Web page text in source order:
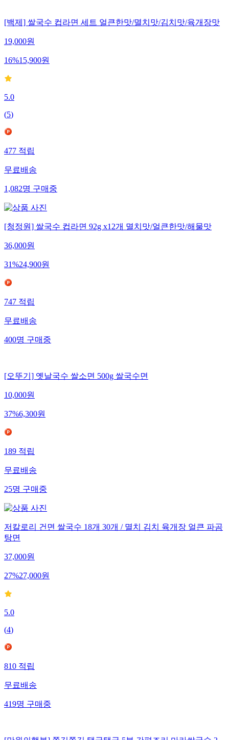
[백제] 쌀국수 컵라면 세트 얼큰한맛/멸치맛/김치맛/육개장맛
19,000원
16%15,900원
5.0
(5)
477적립
무료배송
1,082명구매중
[청정원] 쌀국수 컵라면 92g x12개 멸치맛/얼큰한맛/해물맛
36,000원
31%24,900원
747적립
무료배송
400명구매중
[오뚜기] 옛날국수 쌀소면 500g 쌀국수면
10,000원
37%6,300원
189적립
무료배송
25명구매중
저칼로리 건면 쌀국수 18개 30개 / 멸치 김치 육개장 얼큰 파곰
탕면
37,000원
27%27,000원
5.0
(4)
810적립
무료배송
419명구매중